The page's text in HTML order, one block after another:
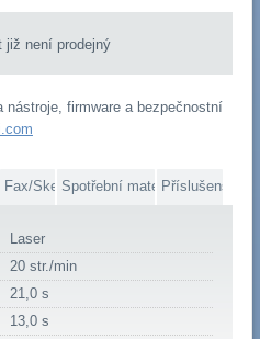
již není prodejný
firmware a bezpečnostní
Fax/SkenerSpotřební materiálPříslušenství
Laser
20 str./min
21,0 s
13,0 s